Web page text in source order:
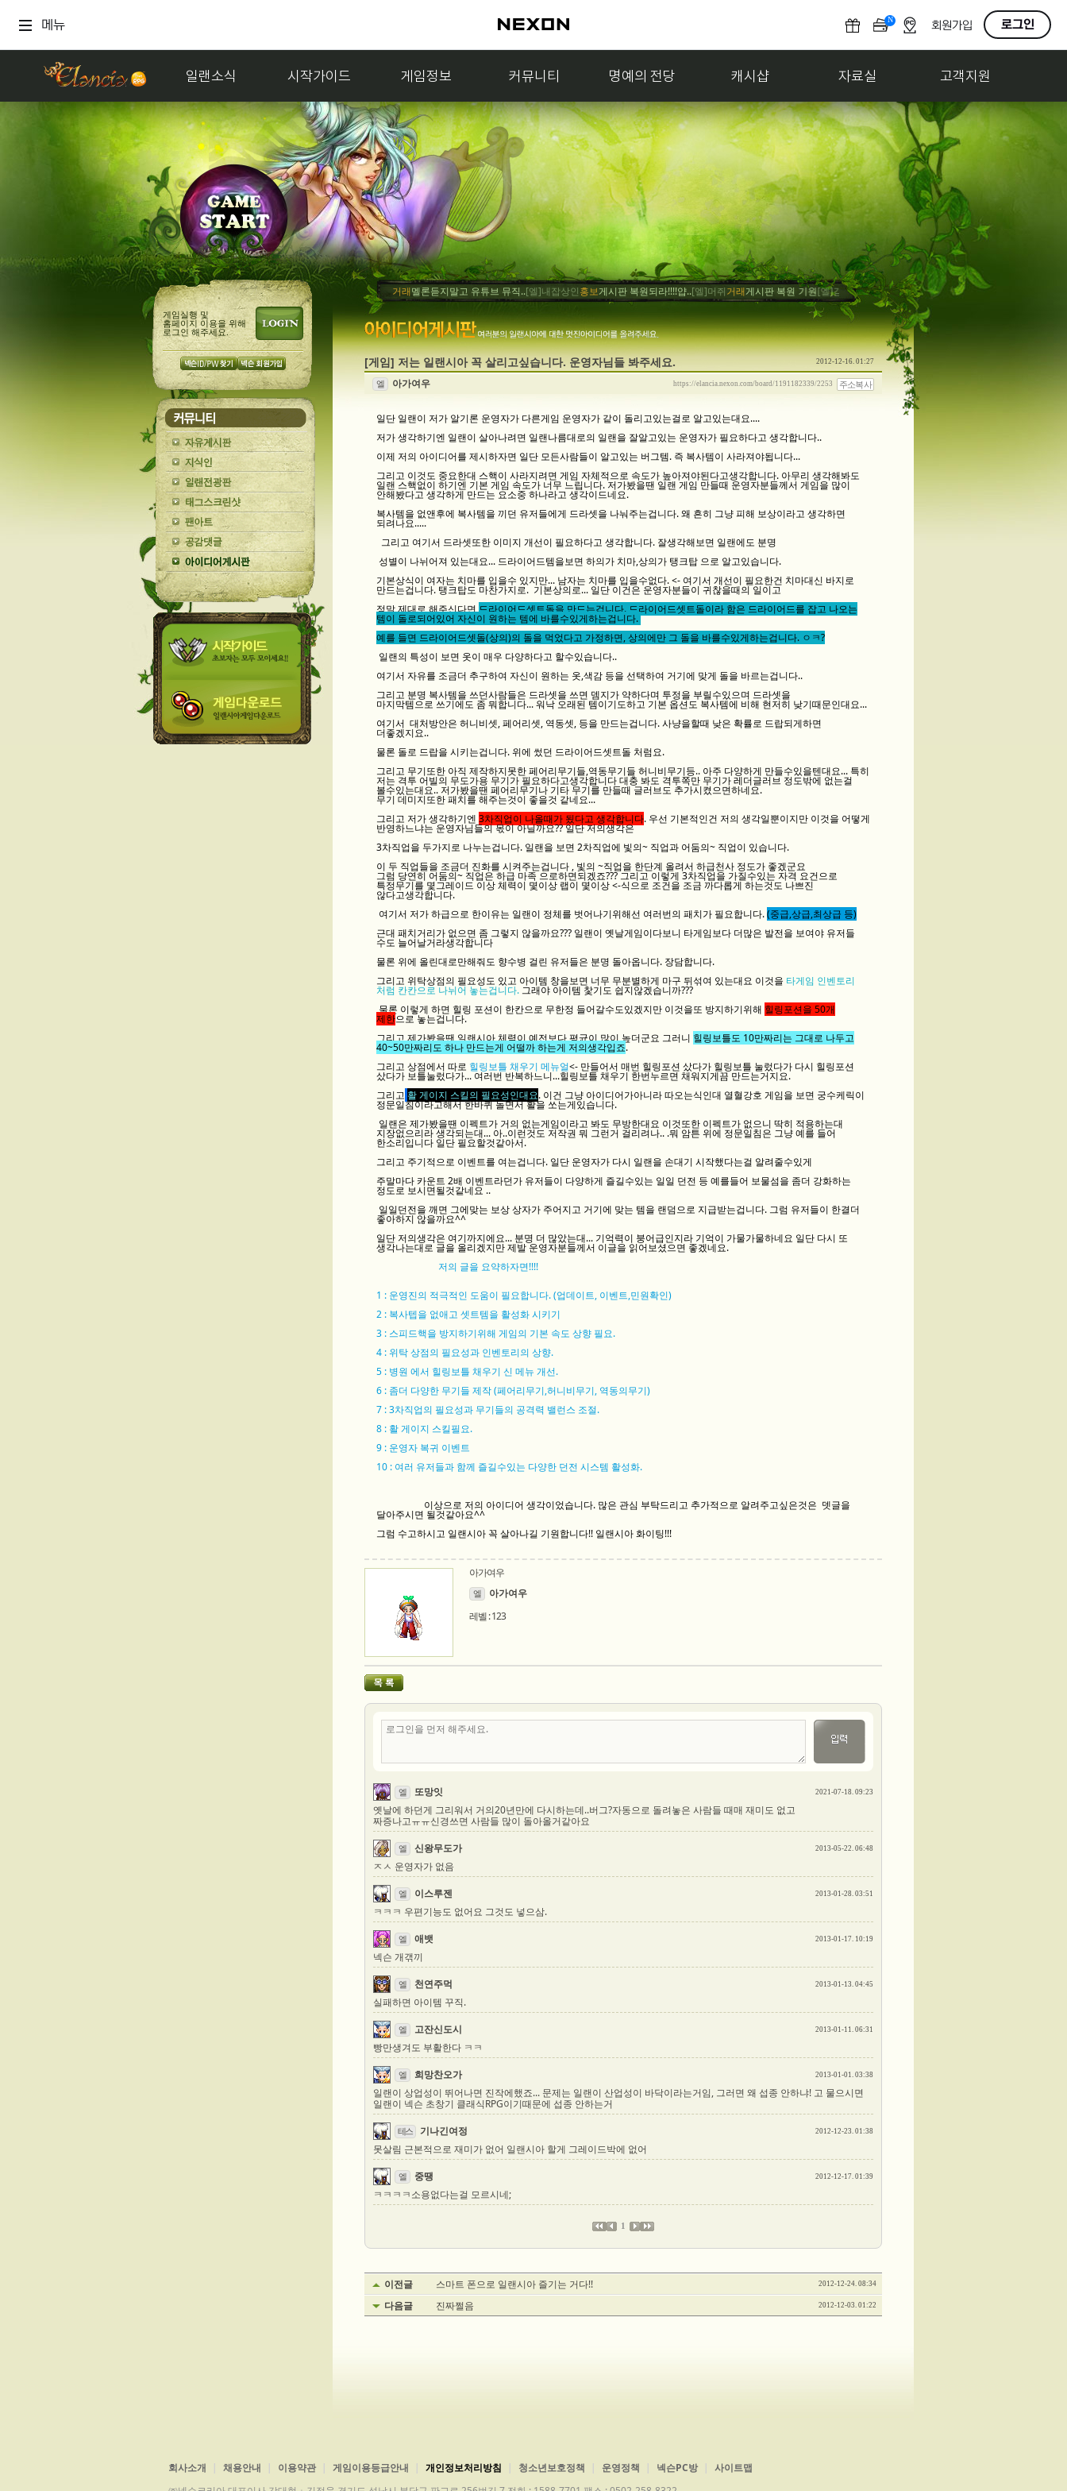
메뉴 N
F
회원가입 로그인
일랜소식 시작가이드 게임정보 커뮤니티 명예의 전당 캐시샵 자료실 고객지원
게임실행 및
홈페이지 이용을 위해
로그인 해주세요.
거래멜론듣지말고 유튜브 뮤직..[엘]내잡상인홍보게시판 복원되라!!!!얍..[엘]머쥐거래게시판 복원 기원[엘]감조탕홍보사고팔기 게시판 만들어줘[엘]감조탕
[게임] 저는 일랜시아 꼭 살리고싶습니다. 운영자님들 봐주세요. 2012-12-16. 01:27
엘 아가여우 https://elancia.nexon.com/board/1191182339/2253 주소복사
일단 일랜이 저가 알기론 운영자가 다른게임 운영자가 같이 돌리고있는걸로 알고있는대요....
저가 생각하기엔 일랜이 살아나려면 일랜나름대로의 일랜을 잘알고있는 운영자가 필요하다고 생각합니다..
이제 저의 아이디어를 제시하자면 일단 모든사람들이 알고있는 버그템. 즉 복사템이 사라져야됩니다...
그리고 이것도 중요한대 스핵이 사라지려면 게임 자체적으로 속도가 높아져야된다고생각합니다. 아무리 생각해봐도
일랜 스핵없이 하기엔 기본 게임 속도가 너무 느립니다. 저가봤을땐 일랜 게임 만들때 운영자분들께서 게임을 많이
안해봤다고 생각하게 만드는 요소중 하나라고 생각이드네요.
복사템을 없앤후에 복사템을 끼던 유저들에게 드라셋을 나눠주는겁니다. 왜 흔히 그냥 피해 보상이라고 생각하면
되려나요.....
그리고 여기서 드라셋또한 이미지 개선이 필요하다고 생각합니다. 잘생각해보면 일랜에도 분명
성별이 나뉘어져 있는대요... 드라이어드템을보면 하의가 치마,상의가 탱크탑 으로 알고있습니다.
기본상식이 여자는 치마를 입을수 있지만... 남자는 치마를 입을수없다. <- 여기서 개선이 필요한건 치마대신 바지로
만드는겁니다. 탱크탑도 마찬가지로. 기본상의로... 일단 이건은 운영자분들이 귀찮을때의 일이고
정말 제대로 해주신다면드라이어드셋트돌을 만드는겁니다. 드라이어드셋트돌이라 함은 드라이어드를 잡고 나오는
템이 돌로되어있어 자신이 원하는 템에 바를수있게하는겁니다.
예를 들면 드라이어드셋돌(상의)의 돌을 먹었다고 가정하면, 상의에만 그 돌을 바를수있게하는겁니다. ㅇㅋ?
일랜의 특성이 보면 옷이 매우 다양하다고 할수있습니다..
여기서 자유를 조금더 추구하여 자신이 원하는 옷,색감 등을 선택하여 거기에 맞게 돌을 바르는겁니다..
그리고 분명 복사템을 쓰던사람들은 드라셋을 쓰면 뎀지가 약하다며 투정을 부릴수있으며 드라셋을
마지막템으로 쓰기에도 좀 뭐합니다... 워낙 오래된 템이기도하고 기본 옵션도 복사템에 비해 현저히 낮기때문인대요...
여기서 대처방안은 허니비셋, 페어리셋, 역동셋, 등을 만드는겁니다. 사냥을할때 낮은 확률로 드랍되게하면
더좋겠지요..
물론 돌로 드랍을 시키는겁니다. 위에 썼던 드라이어드셋트돌 처럼요.
그리고 무기또한 아직 제작하지못한 페어리무기들,역동무기들 허니비무기등.. 아주 다양하게 만들수있을텐대요... 특히
저는 격투 어빌의 무도가용 무기가 필요하다고생각합니다 대충 봐도 격투쪽만 무기가 레더글러브 정도밖에 없는걸
볼수있는대요.. 저가봤을땐 페어리무기나 기타 무기를 만들때 글러브도 추가시켰으면하네요.
무기 데미지또한 패치를 해주는것이 좋을것 같네요...
그리고 저가 생각하기엔 3차직업이 나올때가 됬다고 생각합니다. 우선 기본적인건 저의 생각일뿐이지만 이것을 어떻게
반영하느냐는 운영자님들의 몫이 아닐까요?? 일단 저의생각은
3차직업을 두가지로 나누는겁니다. 일랜을 보면 2차직업에 빛의~ 직업과 어둠의~ 직업이 있습니다.
이 두 직업들을 조금더 진화를 시켜주는겁니다 , 빛의 ~직업을 한단계 올려서 하급천사 정도가 좋겠군요
그럼 당연히 어둠의~ 직업은 하급 마족 으로하면되겠죠??? 그리고 이렇게 3차직업을 가질수있는 자격 요건으로
특정무기를 몇그레이드 이상 체력이 몇이상 랩이 몇이상 <-식으로 조건을 조금 까다롭게 하는것도 나쁘진
않다고생각합니다.
여기서 저가 하급으로 한이유는 일랜이 정체를 벗어나기위해선 여러번의 패치가 필요합니다.(중급,상급,최상급 등)
근대 패치거리가 없으면 좀 그렇지 않을까요??? 일랜이 옛날게임이다보니 타게임보다 더많은 발전을 보여야 유저들
수도 늘어날거라생각합니다
물론 위에 올린대로만해줘도 향수병 걸린 유저들은 분명 돌아옵니다. 장담합니다.
그리고 위탁상점의 필요성도 있고 아이템 창을보면 너무 무분별하게 마구 뒤섞여 있는대요 이것을 타게임 인벤토리
처럼 칸칸으로 나뉘어 놓는겁니다. 그래야 아이템 찿기도 쉽지않겠습니까???
물론 이렇게 하면 힐링 포션이 한칸으로 무한정 들어갈수도있겠지만 이것을또 방지하기위해 힐링포션을 50개
제한으로 놓는겁니다.
그리고 제가봤을땐 일랜시아 체력이 예전보다 평균이 많이 높더군요 그러니 힐링보틀도 10만짜리는 그대로 나두고
40~50만짜리도 하나 만드는게 어떨까 하는게 저의생각입죠.
그리고 상점에서 따로 힐링보틀 채우기 메뉴얼<- 만들어서 매번 힐링포션 샀다가 힐링보틀 눌렀다가 다시 힐링포션
샀다가 보틀눌렀다가... 여러번 반복하느니...힐링보틀 채우기 한번누르면 채워지게끔 만드는거지요.
그리고 활 게이지 스킬의 필요성인대요. 이건 그냥 아이디어가아니라 따오는식인대 열혈강호 게임을 보면 궁수케릭이
정문일침이라고해서 한바퀴 돌면서 활을 쏘는게있습니다.
일랜은 제가봤을땐 이펙트가 거의 없는게임이라고 봐도 무방한대요 이것또한 이펙트가 없으니 딱히 적용하는대
지장없으리라 생각되는대... 아..이런것도 저작권 뭐 그런거 걸리려나.. .뭐 암튼 위에 정문일침은 그냥 예를 들어
한소리입니다 일단 필요할것같아서.
그리고 주기적으로 이벤트를 여는겁니다. 일단 운영자가 다시 일랜을 손대기 시작했다는걸 알려줄수있게
주말마다 카운트 2배 이벤트라던가 유저들이 다양하게 즐길수있는 일일 던전 등 예를들어 보물섬을 좀더 강화하는
정도로 보시면될것같네요 ..
일일던전을 깨면 그에맞는 보상 상자가 주어지고 거기에 맞는 템을 랜덤으로 지급받는겁니다. 그럼 유저들이 한결더
좋아하지 않을까요^^
일단 저의생각은 여기까지에요... 분명 더 많았는대... 기억력이 붕어급인지라 기억이 가물가물하네요 일단 다시 또
생각나는대로 글을 올리겠지만 제발 운영자분들께서 이글을 읽어보셨으면 좋겠네요.
저의 글을 요약하자면!!!!
1 : 운영진의 적극적인 도움이 필요합니다. (업데이트, 이벤트,민원확인)
2 : 복사텝을 없애고 셋트템을 활성화 시키기
3 : 스피드핵을 방지하기위해 게임의 기본 속도 상향 필요.
4 : 위탁 상점의 필요성과 인벤토리의 상향.
5 : 병원 에서 힐링보틀 채우기 신 메뉴 개선.
6 : 좀더 다양한 무기들 제작 (페어리무기,허니비무기, 역동의무기)
7 : 3차직업의 필요성과 무기들의 공격력 밸런스 조절.
8 : 활 게이지 스킬필요.
9 : 운영자 복귀 이벤트
10 : 여러 유저들과 함께 즐길수있는 다양한 던전 시스템 활성화.
이상으로 저의 아이디어 생각이었습니다. 많은 관심 부탁드리고 추가적으로 알려주고싶은것은 뎃글을
달아주시면 될것같아요^^
그럼 수고하시고 일랜시아 꼭 살아나길 기원합니다!! 일랜시아 화이팅!!!
아가여우
엘
아가여우
레벨 : 123
엘 또망잇 2021-07-18. 09:23
옛날에 하던게 그리워서 거의20년만에 다시하는데..버그?자동으로 돌려놓은 사람들 때매 재미도 없고
짜증나고ㅠㅠ신경쓰면 사람들 많이 돌아올거같아요
엘 신왕무도가 2013-05-22. 06:48
ㅈㅅ 운영자가 없음
엘 이스루젠 2013-01-28. 03:51
ㅋㅋㅋ 우편기능도 없어요 그것도 넣으삼.
엘 애뱃 2013-01-17. 10:19
넥슨 개갞끼
엘 천연주먹 2013-01-13. 04:45
실패하면 아이템 꾸직.
엘 고잔신도시 2013-01-11. 06:31
빵만생겨도 부활한다 ㅋㅋ
엘 희망찬오가 2013-01-01. 03:38
일랜이 상업성이 뛰어나면 진작에했죠... 문제는 일랜이 산업성이 바닥이라는거임, 그러면 왜 섭종 안하냐! 고 물으시면
일랜이 넥슨 초창기 클래식RPG이기때문에 섭종 안하는거
테스 기나긴여정 2012-12-23. 01:38
못살림 근본적으로 재미가 없어 일랜시아 할게 그레이드박에 없어
엘 중땡 2012-12-17. 01:39
ㅋㅋㅋㅋ소용없다는걸 모르시네;
1
이전글 스마트 폰으로 일랜시아 즐기는 거다!! 2012-12-24. 08:34
다음글 진짜쩔음 2012-12-03. 01:22
회사소개 채용안내 이용약관 게임이용등급안내 개인정보처리방침 청소년보호정책 운영정책 넥슨PC방
사이트맵